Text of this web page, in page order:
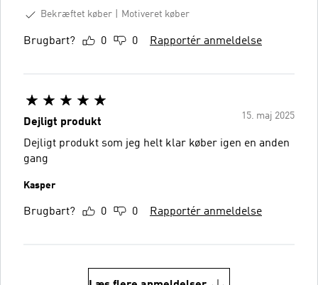
Bekræftet køber
Motiveret køber
Brugbart? 0 0 Rapportér anmeldelse
15. maj 2025
Dejligt produkt
Dejligt produkt som jeg helt klar køber igen en anden
gang
Kasper
Brugbart? 0 0 Rapportér anmeldelse